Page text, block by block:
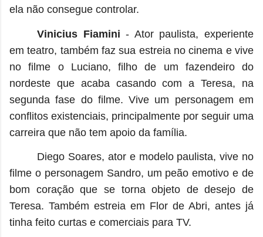
ela não consegue controlar.
Vinicius Fiamini - Ator paulista, experiente
em teatro, também faz sua estreia no cinema e vive
no filme o Luciano, filho de um fazendeiro do
nordeste que acaba casando com a Teresa, na
segunda fase do filme. Vive um personagem em
conflitos existenciais, principalmente por seguir uma
carreira que não tem apoio da família.
Diego Soares, ator e modelo paulista, vive no
filme o personagem Sandro, um peão emotivo e de
bom coração que se torna objeto de desejo de
Teresa. Também estreia em Flor de Abri, antes já
tinha feito curtas e comerciais para TV.